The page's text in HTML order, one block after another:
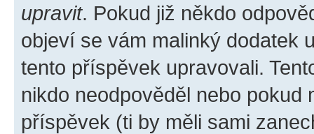
upravit. Pokud již někdo
objeví se vám malinký dodatek
tento příspěvek upravovali.
nikdo neodpověděl nebo pokud
příspěvek (ti by měli sami